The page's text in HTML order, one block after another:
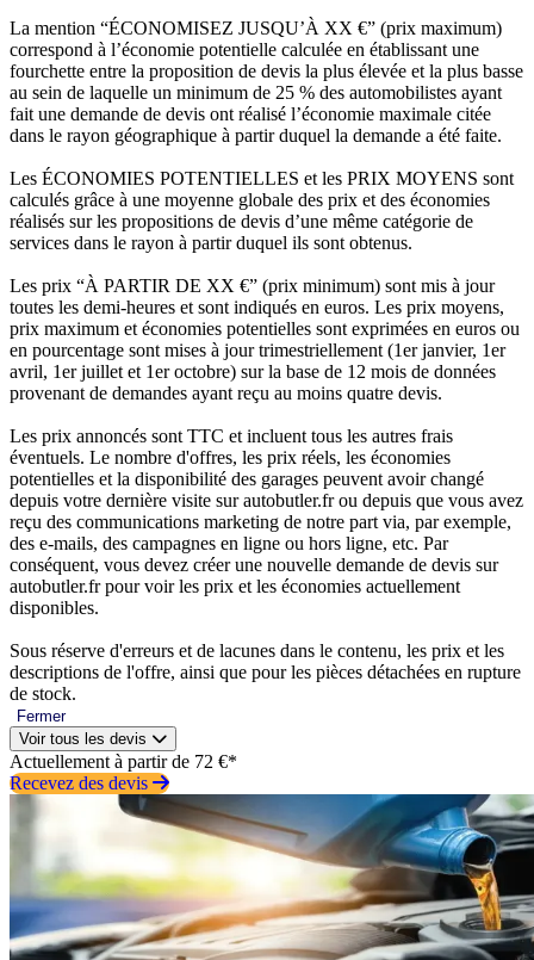
La mention “ÉCONOMISEZ JUSQU’À XX €” (prix maximum)
correspond à l’économie potentielle calculée en établissant une
fourchette entre la proposition de devis la plus élevée et la plus basse
au sein de laquelle un minimum de 25 % des automobilistes ayant
fait une demande de devis ont réalisé l’économie maximale citée
dans le rayon géographique à partir duquel la demande a été faite.
Les ÉCONOMIES POTENTIELLES et les PRIX MOYENS sont
calculés grâce à une moyenne globale des prix et des économies
réalisés sur les propositions de devis d’une même catégorie de
services dans le rayon à partir duquel ils sont obtenus.
Les prix “À PARTIR DE XX €” (prix minimum) sont mis à jour
toutes les demi-heures et sont indiqués en euros. Les prix moyens,
prix maximum et économies potentielles sont exprimées en euros ou
en pourcentage sont mises à jour trimestriellement (1er janvier, 1er
avril, 1er juillet et 1er octobre) sur la base de 12 mois de données
provenant de demandes ayant reçu au moins quatre devis.
Les prix annoncés sont TTC et incluent tous les autres frais
éventuels. Le nombre d'offres, les prix réels, les économies
potentielles et la disponibilité des garages peuvent avoir changé
depuis votre dernière visite sur autobutler.fr ou depuis que vous avez
reçu des communications marketing de notre part via, par exemple,
des e-mails, des campagnes en ligne ou hors ligne, etc. Par
conséquent, vous devez créer une nouvelle demande de devis sur
autobutler.fr pour voir les prix et les économies actuellement
disponibles.
Sous réserve d'erreurs et de lacunes dans le contenu, les prix et les
descriptions de l'offre, ainsi que pour les pièces détachées en rupture
de stock.
Fermer
Voir tous les devis
Actuellement à partir de 72 €*
Recevez des devis